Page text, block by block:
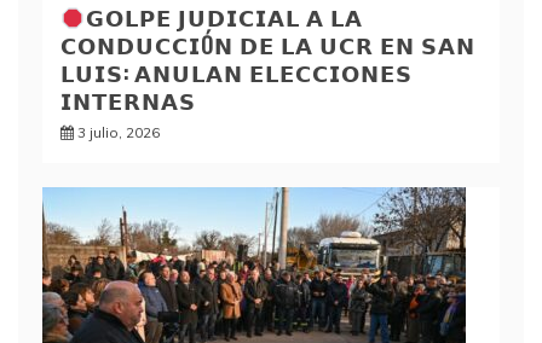
𝗚𝗢𝗟𝗣𝗘 𝗝𝗨𝗗𝗜𝗖𝗜𝗔𝗟 𝗔 𝗟𝗔
𝗖𝗢𝗡𝗗𝗨𝗖𝗖𝗜Ó𝗡 𝗗𝗘 𝗟𝗔 𝗨𝗖𝗥 𝗘𝗡 𝗦𝗔𝗡
𝗟𝗨𝗜𝗦: 𝗔𝗡𝗨𝗟𝗔𝗡 𝗘𝗟𝗘𝗖𝗖𝗜𝗢𝗡𝗘𝗦
𝗜𝗡𝗧𝗘𝗥𝗡𝗔𝗦
3 julio, 2026